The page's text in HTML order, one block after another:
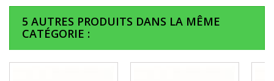
5 AUTRES PRODUITS DANS LA MÊME
CATÉGORIE :